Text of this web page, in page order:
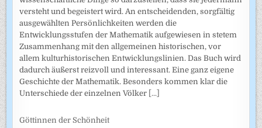
versteht und begeistert wird. An entscheidenden, sorgfältig
ausgewählten Persönlichkeiten werden die
Entwicklungsstufen der Mathematik aufgewiesen in stetem
Zusammenhang mit den allgemeinen historischen, vor
allem kulturhistorischen Entwicklungslinien. Das Buch wird
dadurch äußerst reizvoll und interessant. Eine ganz eigene
Geschichte der Mathematik. Besonders kommen klar die
Unterschiede der einzelnen Völker [...]
Göttinnen der Schönheit